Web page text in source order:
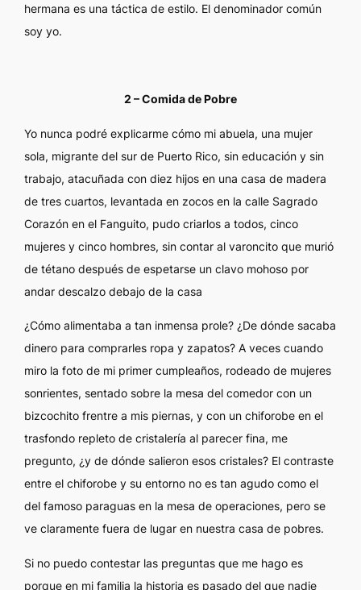
hermana es una táctica de estilo. El denominador común
soy yo.
2 – Comida de Pobre
Yo nunca podré explicarme cómo mi abuela, una mujer
sola, migrante del sur de Puerto Rico, sin educación y sin
trabajo, atacuñada con diez hijos en una casa de madera
de tres cuartos, levantada en zocos en la calle Sagrado
Corazón en el Fanguito, pudo criarlos a todos, cinco
mujeres y cinco hombres, sin contar al varoncito que murió
de tétano después de espetarse un clavo mohoso por
andar descalzo debajo de la casa
¿Cómo alimentaba a tan inmensa prole? ¿De dónde sacaba
dinero para comprarles ropa y zapatos? A veces cuando
miro la foto de mi primer cumpleaños, rodeado de mujeres
sonrientes, sentado sobre la mesa del comedor con un
bizcochito frentre a mis piernas, y con un chiforobe en el
trasfondo repleto de cristalería al parecer fina, me
pregunto, ¿y de dónde salieron esos cristales? El contraste
entre el chiforobe y su entorno no es tan agudo como el
del famoso paraguas en la mesa de operaciones, pero se
ve claramente fuera de lugar en nuestra casa de pobres.
Si no puedo contestar las preguntas que me hago es
porque en mi familia la historia es pasado del que nadie